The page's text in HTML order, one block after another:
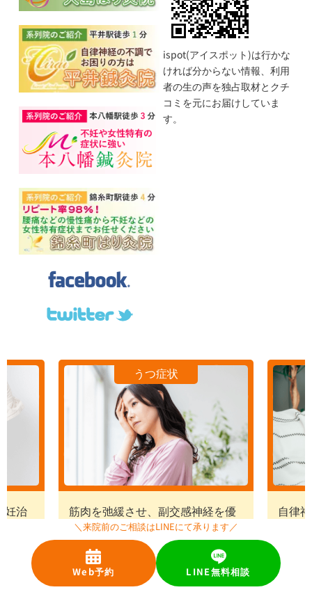
ispot(アイスポット)は行かな
ければ分からない情報、利用
者の生の声を独占取材とクチ
コミを元にお届けしていま
す。
を優
自律神経の改善
自律神経のバランスを整え、身体
の自己治癒力・免疫力を高めて治
癒に導きます。
詳しくはこちら
鍼灸
＼来院前のご相談はLINEにて承ります／
Web予約 LINE無料相談